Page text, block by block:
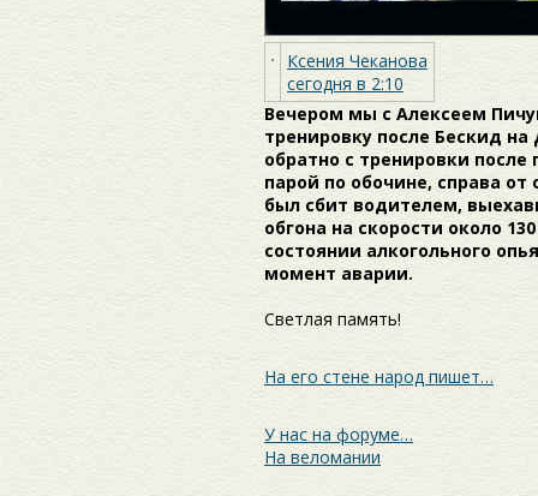
Ксения Чеканова
сегодня в 2:10
Вечером мы с Алексеем
тренировку после Бескид
обратно с тренировки
парой по обочине, справа
был сбит водителем,
обгона на скорости около
состоянии алкогольного
момент аварии.
Светлая память!
На его стене народ пишет…
У нас на форуме…
На веломании